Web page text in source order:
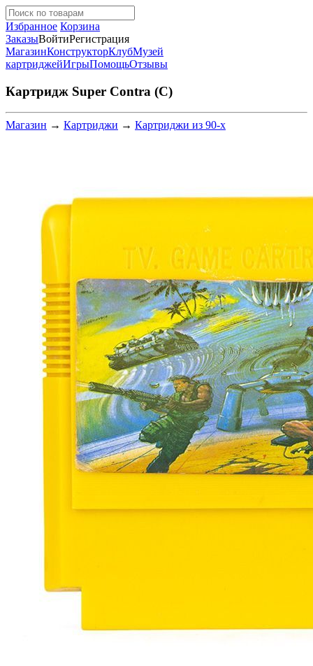
Избранное Корзина
ЗаказыВойтиРегистрация
МагазинКонструкторКлубМузей
картриджейИгрыПомощьОтзывы
Картридж Super Contra (C)
Магазин → Картриджи → Картриджи из 90-х